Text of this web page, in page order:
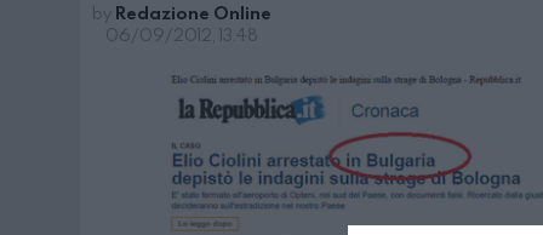
by Redazione Online
06/09/2012, 13:48